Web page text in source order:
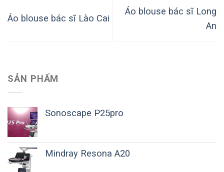
Áo blouse bác sĩ Lào Cai
Áo blouse bác sĩ Long
An
SẢN PHẨM
Sonoscape P25pro
Mindray Resona A20